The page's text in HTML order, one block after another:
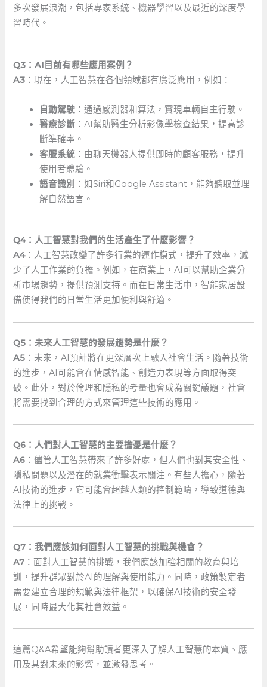
多次發展浪潮，包括專家系統、機器學習以及最近的深度學
習時代。
Q3：AI目前有哪些應用案例？
A3 ：現在，人工智慧在各個領域都有廣泛應用，例如：⁤
自動駕駛 ：通過感測器和算法，實現車輛自主行駛。 ‍
醫療診斷 ：AI幫助醫生分析影像學檢查結果，提高診
斷準確率。
客服系統 ：由聊天機器人提供即時的顧客服務，提升
使用者體驗。
語音識別 ：如Siri和Google Assistant，能夠聽取並理
解自然語言。
Q4：人工智慧對我們的生活產生了什麼影響？
A4：人工智慧改變了許多行業的運作模式，提升了效率，減
少了人工作業的負擔。例如，在商業上，AI可以幫助企業分
析市場趨勢，提供預測支持。而在日常生活中，智能家居設
備使得我們的日常生活更加便利與舒適。
Q5：未來人工智慧的發展趨勢是什麼？
A5 ：未來，AI預計將在更深層次上融入社會生活。隨著技術
的進步，AI可能會在情感智能、創造力表現等方面取得突
破。此外，對於倫理和隱私的考量也會成為關鍵議題，社會
將需要找到合理的方式來管理這些技術的應用。
Q6：人們對人工智慧的主要擔憂是什麼？
A6 ：儘管人工智慧帶來了許多好處，但人們也對其安全性、
隱私問題以及潛在的就業衝擊表示關注。有些人擔心，隨著
AI技術的進步，它可能會超越人類的控制範疇，導致道德與
法律上的挑戰。
Q7：我們應該如何面對人工智慧的挑戰與機會？
A7 ：面對人工智慧的挑戰，我們應該加強相關的教育與培
訓，提升群眾對於AI的理解與使用能力。同時，政策製定者
需要建立合理的規範與法律框架，以確保AI技術的安全發
展，同時最大化其社會效益。
這篇Q&A希望能夠幫助讀者更深入了解人工智慧的本質、應
用及其對未來的影響，並激發思考。